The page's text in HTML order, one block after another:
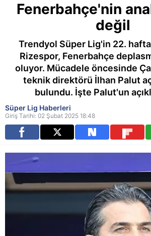
Fenerbahçe'nin
değil
Trendyol Süper Lig'in 22.
Rizespor, Fenerbahçe
oluyor. Mücadele öncesinde
teknik direktörü İlhan Palut
bulundu. İşte Palut'un
Süper Lig Haberleri
Giriş Tarihi: 02 Şubat 2025 18:48